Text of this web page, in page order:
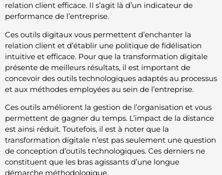
relation client efficace. Il s’agit là d’un indicateur de
performance de l’entreprise.
Ces outils digitaux vous permettent d’enchanter la
relation client et d’établir une politique de fidélisation
intuitive et efficace. Pour que la transformation digitale
présente de meilleurs résultats, il est important de
concevoir des outils technologiques adaptés au processus
et aux méthodes employées au sein de l’entreprise.
Ces outils améliorent la gestion de l’organisation et vous
permettent de gagner du temps. L’impact de la distance
est ainsi réduit. Toutefois, il est à noter que la
transformation digitale n’est pas seulement une question
de conception d’outils technologiques. Ces derniers ne
constituent que les bras agissants d’une longue
démarche méthodologique.